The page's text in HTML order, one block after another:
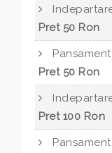
Pret 50 Ron
Pansament
Pret 50 Ron
Pret 100 Ron